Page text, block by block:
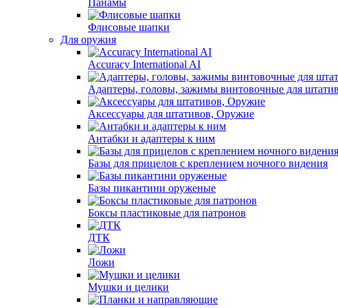
Панамы
Флисовые шапки
Для оружия
Accuracy International AI
Адаптеры, головы, зажимы винтовочные для
Аксессуары для штативов, Оружие
Антабки и адаптеры к ним
Базы для прицелов с креплением ночного видения
Базы пикантини оруженые
Боксы пластиковые для патронов
ДТК
Ложи
Мушки и целики